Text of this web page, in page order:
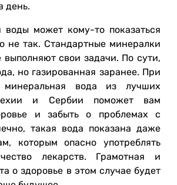
день.
воды может кому-то показаться
не так. Стандартные минералки
выполняют свои задачи. По сути,
но газированная заранее. При
вода из лучших
и Сербии поможет вам
и забыть о проблемах с
такая вода показана даже
которым опасно употреблять
лекарств. Грамотная и
о здоровье в этом случае будет